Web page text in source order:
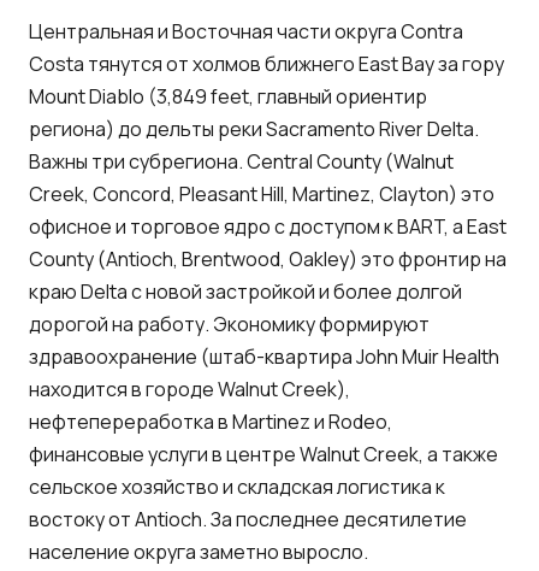
Центральная и Восточная части округа Contra
Costa тянутся от холмов ближнего East Bay за гору
Mount Diablo (3,849 feet, главный ориентир
региона) до дельты реки Sacramento River Delta.
Важны три субрегиона. Central County (Walnut
Creek, Concord, Pleasant Hill, Martinez, Clayton) это
офисное и торговое ядро с доступом к BART, а East
County (Antioch, Brentwood, Oakley) это фронтир на
краю Delta с новой застройкой и более долгой
дорогой на работу. Экономику формируют
здравоохранение (штаб-квартира John Muir Health
находится в городе Walnut Creek),
нефтепереработка в Martinez и Rodeo,
финансовые услуги в центре Walnut Creek, а также
сельское хозяйство и складская логистика к
востоку от Antioch. За последнее десятилетие
население округа заметно выросло.